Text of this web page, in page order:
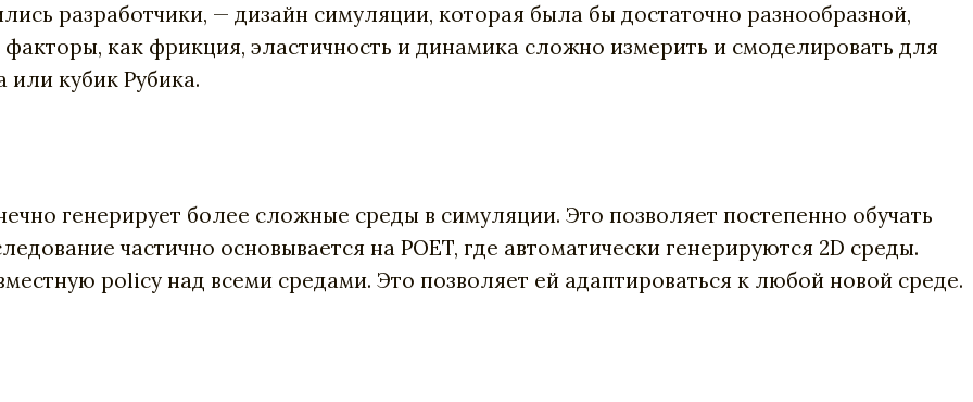
разработчики, — дизайн симуляции, которая была бы достаточно разнообразной,
как фрикция, эластичность и динамика сложно измерить и смоделировать для
или кубик Рубика.
генерирует более сложные среды в симуляции. Это позволяет постепенно обучать
частично основывается на POET, где автоматически генерируются 2D среды.
policy над всеми средами. Это позволяет ей адаптироваться к любой новой среде.